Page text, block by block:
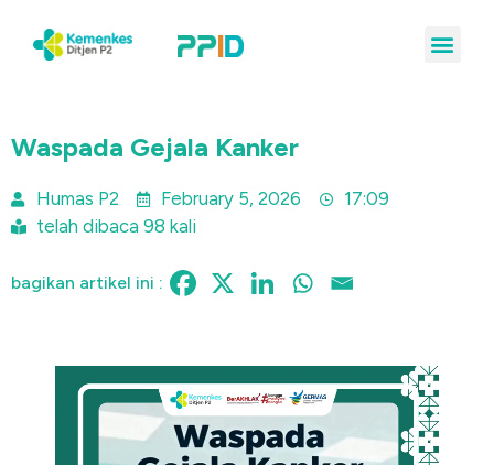
Waspada Gejala Kanker
Humas P2 February 5, 2026
17:09
telah dibaca 98 kali
bagikan artikel ini :